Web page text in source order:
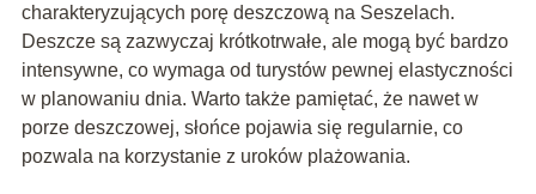
charakteryzujących porę deszczową na Seszelach.
Deszcze są zazwyczaj krótkotrwałe, ale mogą być bardzo
intensywne, co wymaga od turystów pewnej elastyczności
w planowaniu dnia. Warto także pamiętać, że nawet w
porze deszczowej, słońce pojawia się regularnie, co
pozwala na korzystanie z uroków plażowania.